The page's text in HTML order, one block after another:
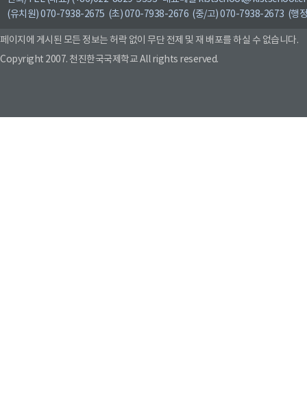
(유치원) 070-7938-2675 (초) 070-7938-2676 (중/고) 070-7938-2673 (행
페이지에 게시된 모든 정보는 허락 없이 무단 전제 및 재 배포를 하실 수 없습니다.
Copyright 2007. 천진한국국제학교 All rights reserved.